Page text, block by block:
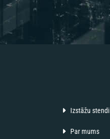
Izstāžu stendi
Par mums